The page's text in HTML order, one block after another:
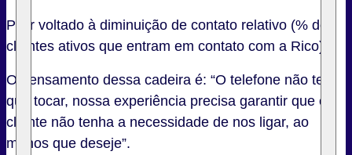
Pilar voltado à diminuição de contato relativo (% de
clientes ativos que entram em contato com a Rico).
O pensamento dessa cadeira é: “O telefone não tem
que tocar, nossa experiência precisa garantir que o
cliente não tenha a necessidade de nos ligar, ao
menos que deseje”.